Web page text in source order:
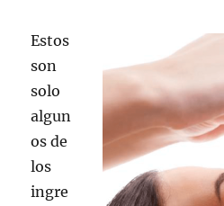
Estos
son
solo
algun
os de
los
ingre